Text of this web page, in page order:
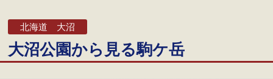
北海道 大沼
大沼公園から見る駒ケ岳